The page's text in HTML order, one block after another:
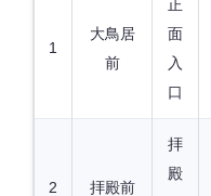
1
大鳥居
前
正
面
入
口
2 拝殿前
拝
殿